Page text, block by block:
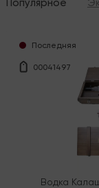
Популярное
Последняя
00041497
Водка